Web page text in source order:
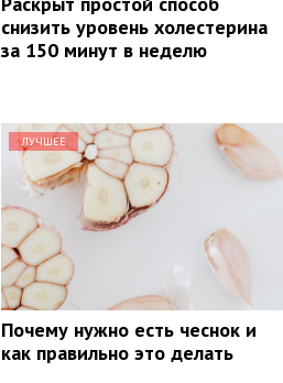
снизить уровень холестерина
за 150 минут в неделю
ЛУЧШЕЕ
Почему нужно есть чеснок и
как правильно это делать